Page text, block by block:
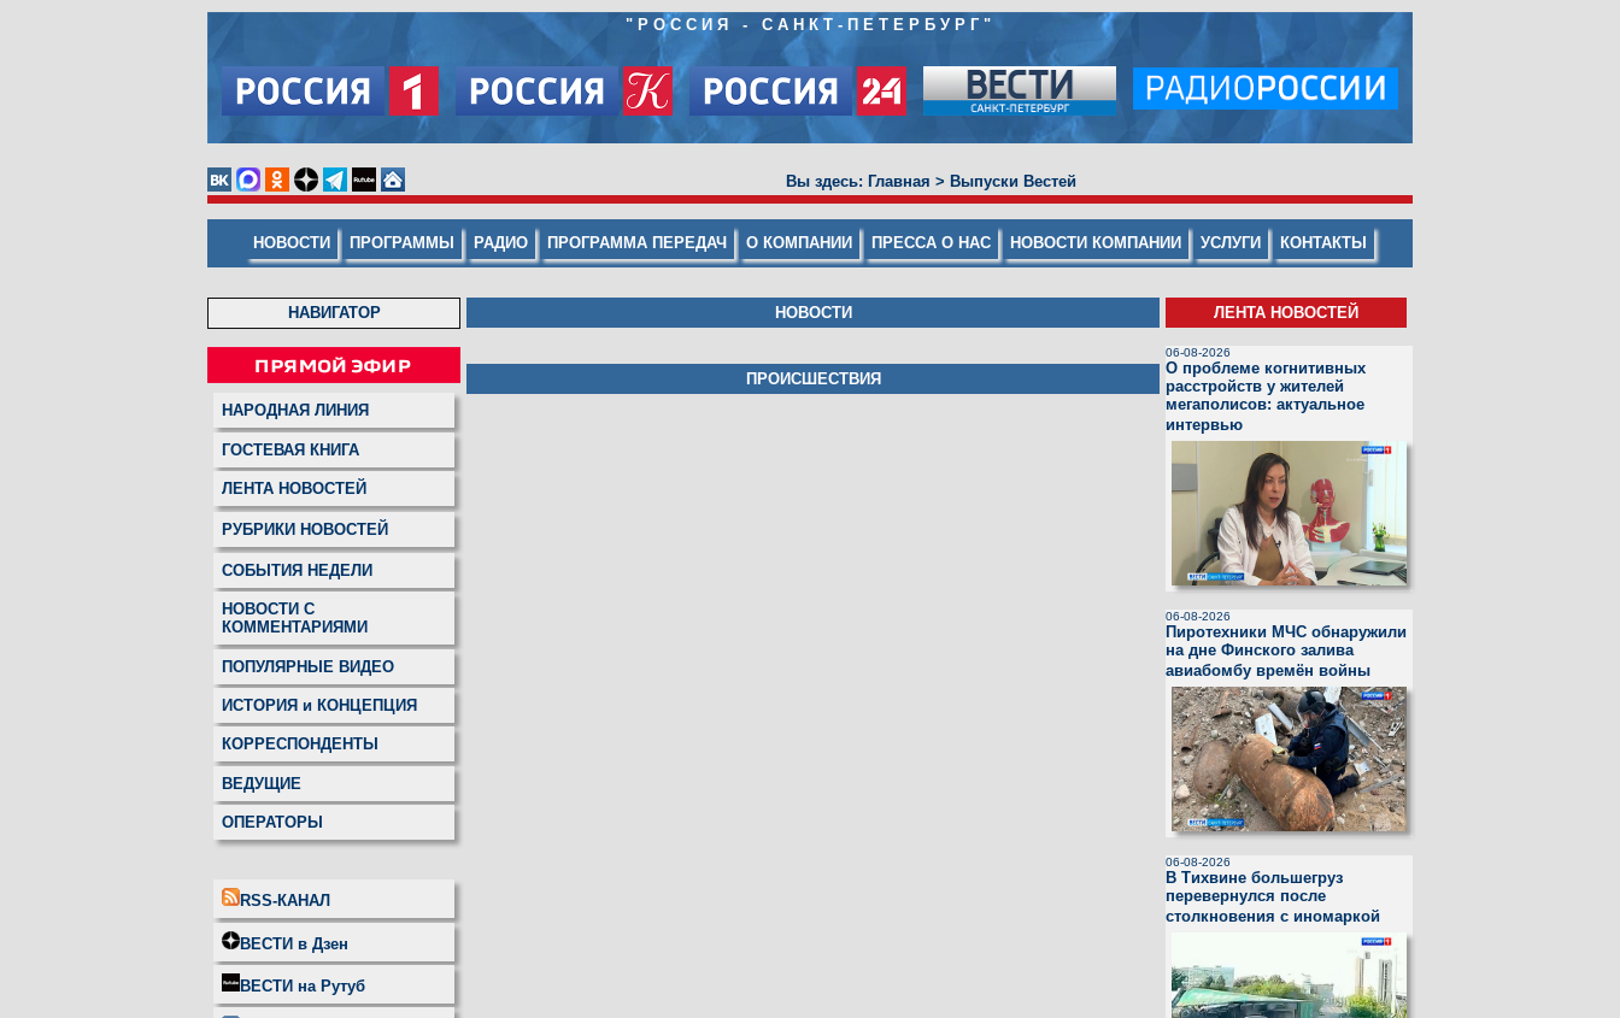
" РОССИЯ - САНКТ-ПЕТЕРБУРГ "
Вы здесь: Главная > Выпуски Вестей
НОВОСТИ ПРОГРАММЫ РАДИО ПРОГРАММА ПЕРЕДАЧ О КОМПАНИИ ПРЕССА О НАС НОВОСТИ КОМПАНИИ УСЛУГИ КОНТАКТЫ
НАВИГАТОР
НАРОДНАЯ ЛИНИЯ
ГОСТЕВАЯ КНИГА
ЛЕНТА НОВОСТЕЙ
РУБРИКИ НОВОСТЕЙ
СОБЫТИЯ НЕДЕЛИ
НОВОСТИ С
КОММЕНТАРИЯМИ
ПОПУЛЯРНЫЕ ВИДЕО
ИСТОРИЯ и КОНЦЕПЦИЯ
КОРРЕСПОНДЕНТЫ
ВЕДУЩИЕ
ОПЕРАТОРЫ
RSS-КАНАЛ
ВЕСТИ в Дзен
ВЕСТИ на Рутуб
НОВОСТИ
ПРОИСШЕСТВИЯ
ЛЕНТА НОВОСТЕЙ
06-08-2026
О проблеме когнитивных
расстройств у жителей
мегаполисов: актуальное
интервью
06-08-2026
Пиротехники МЧС обнаружили
на дне Финского залива
авиабомбу времён войны
06-08-2026
В Тихвине большегруз
перевернулся после
столкновения с иномаркой